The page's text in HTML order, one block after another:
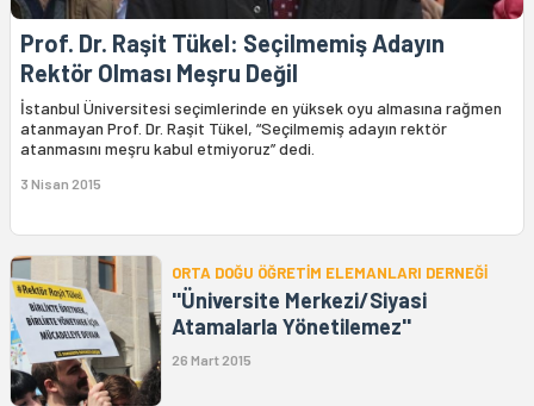
Prof. Dr. Raşit Tükel: Seçilmemiş Adayın
Rektör Olması Meşru Değil
İstanbul Üniversitesi seçimlerinde en yüksek oyu almasına rağmen
atanmayan Prof. Dr. Raşit Tükel, “Seçilmemiş adayın rektör
atanmasını meşru kabul etmiyoruz” dedi.
3 Nisan 2015
ORTA DOĞU ÖĞRETİM ELEMANLARI DERNEĞİ
''Üniversite Merkezi/Siyasi
Atamalarla Yönetilemez''
26 Mart 2015